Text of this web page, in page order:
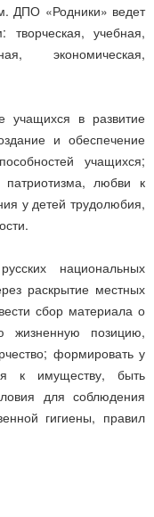
ДПО «Родники» ведет
учебная,
экономическая,
учащихся в развитие
и обеспечение
учащихся;
патриотизма, любви к
у детей трудолюбия,
национальных
раскрытие местных
сбор материала о
жизненную позицию,
формировать у
к имуществу, быть
для соблюдения
гигиены, правил